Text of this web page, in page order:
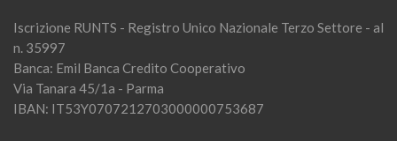
Iscrizione RUNTS - Registro Unico Nazionale Terzo Settore - al
n. 35997
Banca: Emil Banca Credito Cooperativo
Via Tanara 45/1a - Parma
IBAN: IT53Y0707212703000000753687